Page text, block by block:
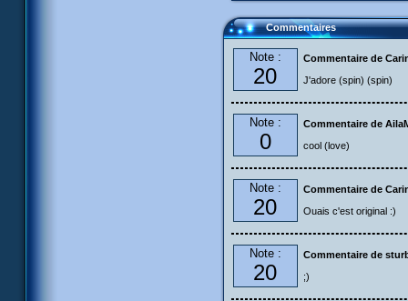
Commentaires
Note :
20
Commentaire de
J'adore (spin) (spin)
Note :
0
Commentaire de
cool (love)
Note :
20
Commentaire de
Ouais c'est original :)
Note :
20
Commentaire de
;)